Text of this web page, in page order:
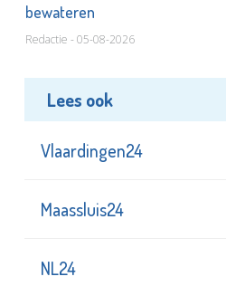
bewateren
Redactie - 05-08-2026
Lees ook
Vlaardingen24
Maassluis24
NL24